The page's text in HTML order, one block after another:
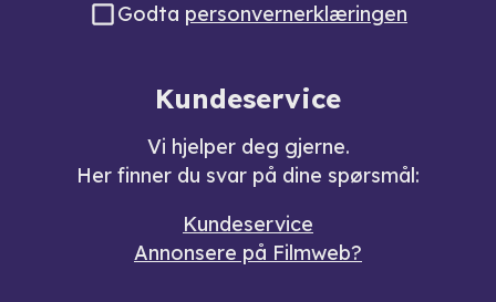
Godta personvernerklæringen
Kundeservice
Vi hjelper deg gjerne.
Her finner du svar på dine spørsmål:
Kundeservice
Annonsere på Filmweb?